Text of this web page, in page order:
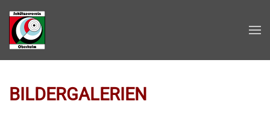
Zum Hauptinhalt springen
BILDERGALERIEN